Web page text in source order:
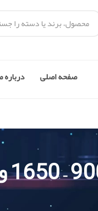
صفحه اصلی درباره